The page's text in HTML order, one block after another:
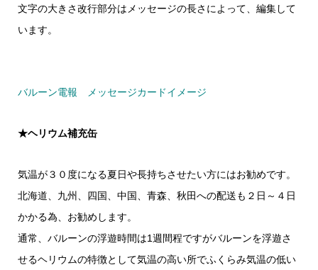
文字の大きさ改行部分はメッセージの長さによって、編集して
います。
バルーン電報 メッセージカードイメージ
★ヘリウム補充缶
気温が３０度になる夏日や長持ちさせたい方にはお勧めです。
北海道、九州、四国、中国、青森、秋田への配送も２日～４日
かかる為、お勧めします。
通常、バルーンの浮遊時間は1週間程ですがバルーンを浮遊さ
せるヘリウムの特徴として気温の高い所でふくらみ気温の低い